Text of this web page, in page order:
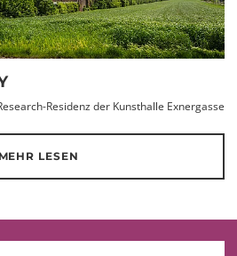
Residenz der Kunsthalle Exnergasse
MEHR LESEN